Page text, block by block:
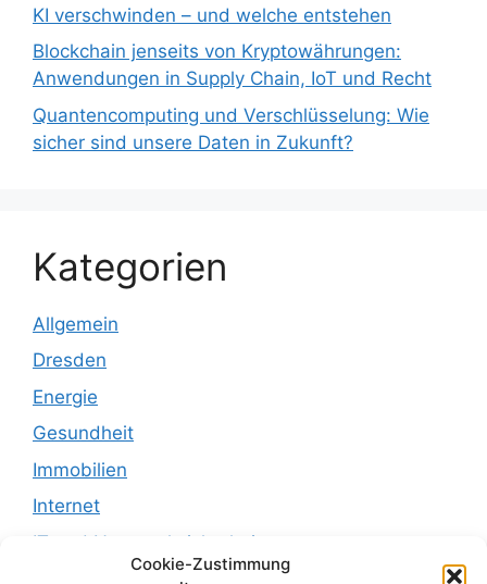
Cookie-Zustimmung
KI verschwinden – und welche entstehen
Blockchain jenseits von Kryptowährungen:
Anwendungen in Supply Chain, IoT und Recht
Quantencomputing und Verschlüsselung: Wie
sicher sind unsere Daten in Zukunft?
Kategorien
Allgemein
Dresden
Energie
Gesundheit
Immobilien
Internet
IT und Netzwerksicherheit